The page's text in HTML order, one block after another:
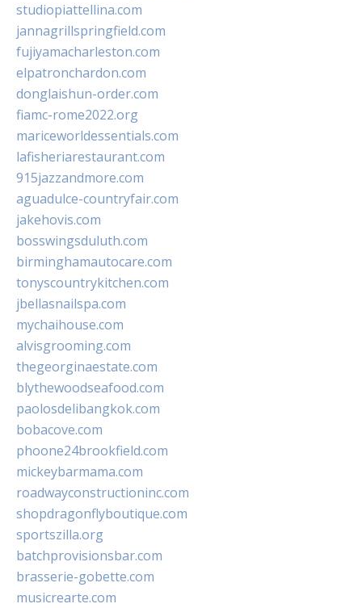
studiopiattellina.com
jannagrillspringfield.com
fujiyamacharleston.com
elpatronchardon.com
donglaishun-order.com
fiamc-rome2022.org
mariceworldessentials.com
lafisheriarestaurant.com
915jazzandmore.com
aguadulce-countryfair.com
jakehovis.com
bosswingsduluth.com
birminghamautocare.com
tonyscountrykitchen.com
jbellasnailspa.com
mychaihouse.com
alvisgrooming.com
thegeorginaestate.com
blythewoodseafood.com
paolosdelibangkok.com
bobacove.com
phoone24brookfield.com
mickeybarmama.com
roadwayconstructioninc.com
shopdragonflyboutique.com
sportszilla.org
batchprovisionsbar.com
brasserie-gobette.com
musicrearte.com